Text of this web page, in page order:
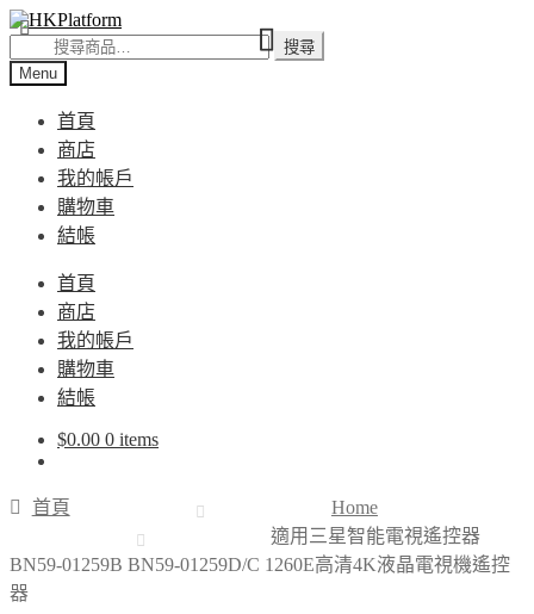
Skip
to
navigation
Skip
to
content
尋
搜尋
Menu
首頁
商店
我的帳戶
購物車
結帳
首頁
商店
我的帳戶
購物車
結帳
$0.00 0 items
首頁
Home
適用三星智能電視遙控器
BN59-01259B BN59-01259D/C 1260E高清4K液晶電視機遙控
器